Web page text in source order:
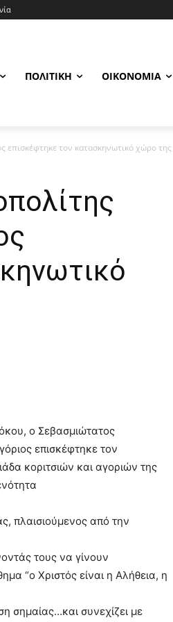
ΠΟΛΙΤΙΚΉ ΟΙΚΟΝΟΜΊΑ
επισκέφτηκε τον κατασκηνωτικό χώρο της
ο Σεβασμιώτατος
επισκέφτηκε τον
κοριτσιών και αγοριών της
πλαισιούμενος από την
τους να γίνουν
“ο Χριστός είναι η Αλήθεια, η
σημαίας…και συνεχίζει με